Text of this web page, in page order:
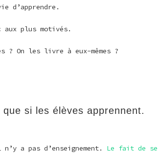
d’apprendre.
aux plus motivés.
? On les livre à eux-mêmes ?
que si les élèves apprennent.
a pas d’enseignement. Le fait de se